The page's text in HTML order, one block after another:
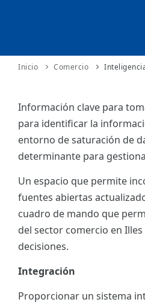
INTERNACIONALIZACIÓN
ES
Inicio Comercio
Información clave para
para identificar la
entorno de saturación de
determinante para
Un espacio que permite
fuentes abiertas
cuadro de mando que
del sector comercio en
decisiones.
Integración
Proporcionar un sistema